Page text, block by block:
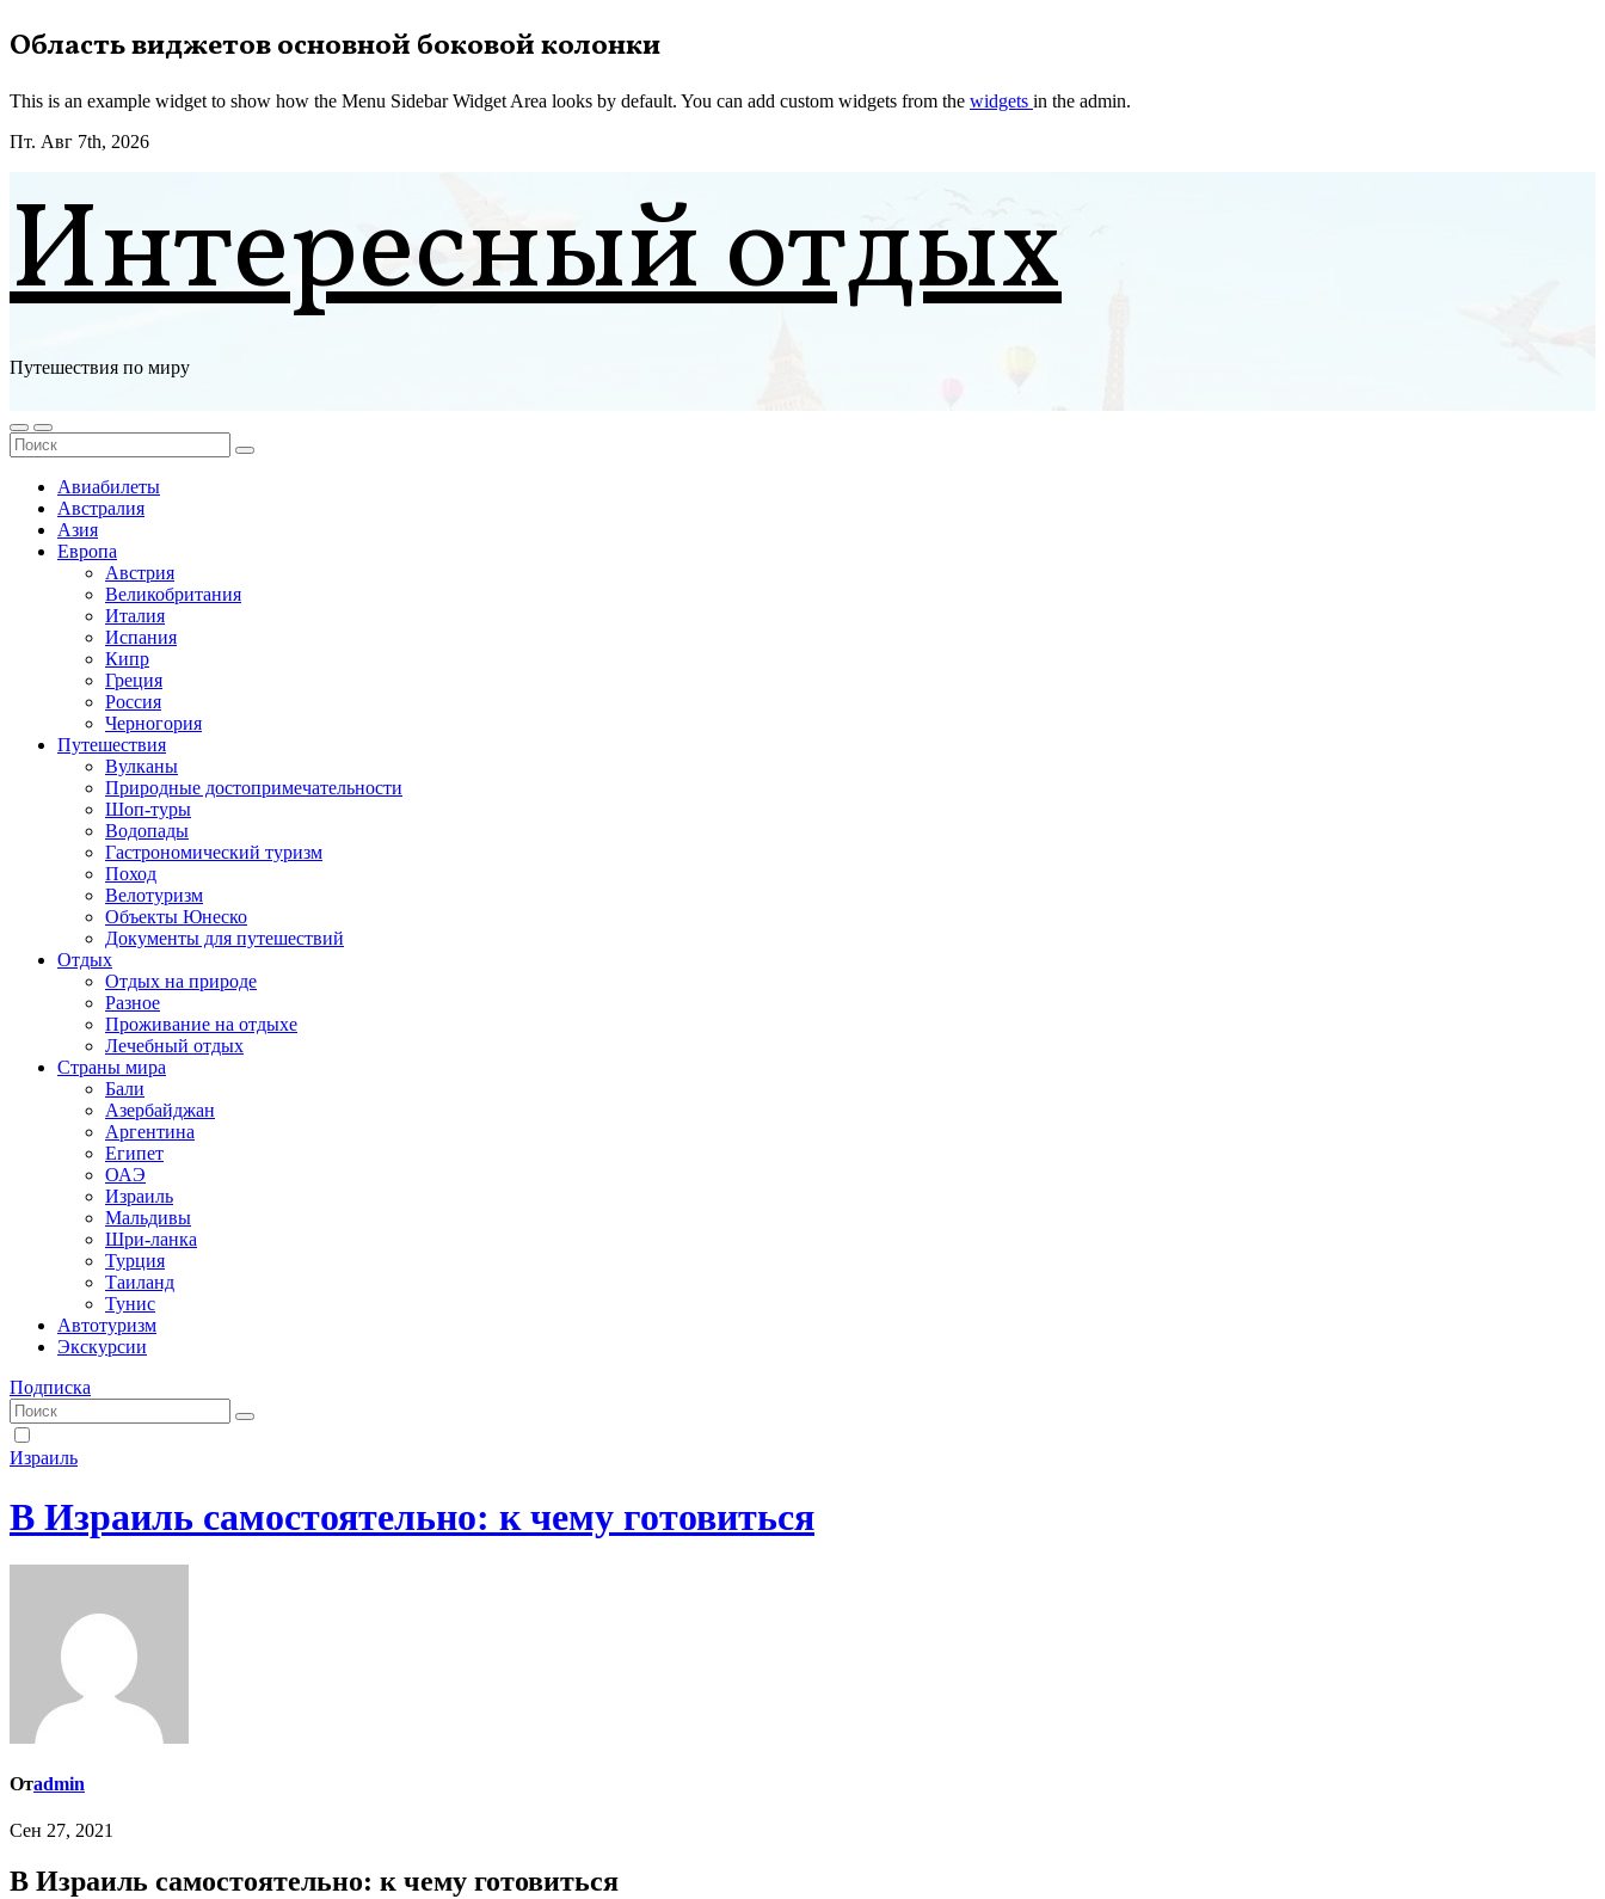
Перейти
к
Область виджетов основной боковой колонки
This is an example widget to show how the Menu Sidebar Widget Area looks by default. You can add custom widgets from the widgets in the admin.
Пт. Авг 7th, 2026
Интересный отдых
Путешествия по миру
Авиабилеты
Австралия
Азия
Европа
Австрия
Великобритания
Италия
Испания
Кипр
Греция
Россия
Черногория
Путешествия
Вулканы
Природные достопримечательности
Шоп-туры
Водопады
Гастрономический туризм
Поход
Велотуризм
Объекты Юнеско
Документы для путешествий
Отдых
Отдых на природе
Разное
Проживание на отдыхе
Лечебный отдых
Страны мира
Бали
Азербайджан
Аргентина
Египет
ОАЭ
Израиль
Мальдивы
Шри-ланка
Турция
Таиланд
Тунис
Автотуризм
Экскурсии
Подписка
Израиль
В Израиль самостоятельно: к чему готовиться
Отadmin
Сен 27, 2021
В Израиль самостоятельно: к чему готовиться